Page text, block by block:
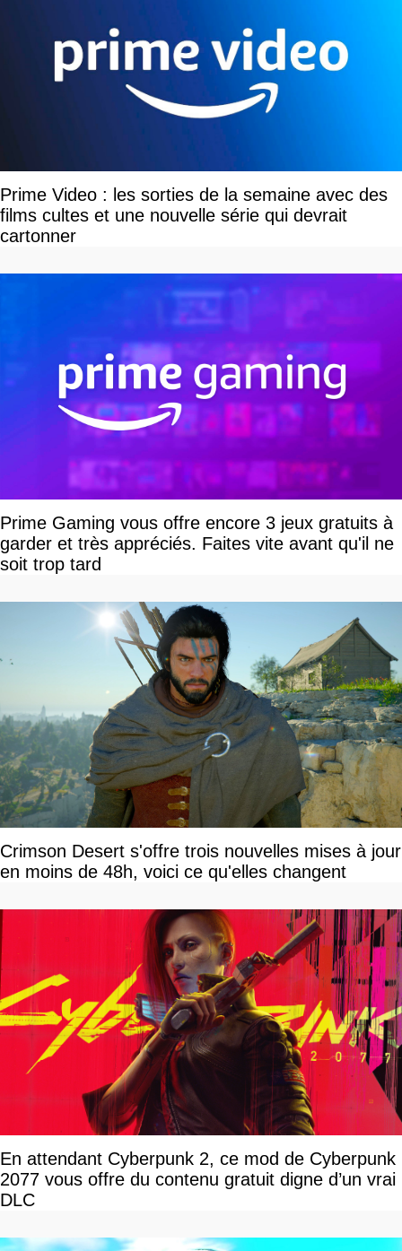
Prime Video : les sorties de la semaine avec des
films cultes et une nouvelle série qui devrait
cartonner
Prime Gaming vous offre encore 3 jeux gratuits à
garder et très appréciés. Faites vite avant qu'il ne
soit trop tard
Crimson Desert s'offre trois nouvelles mises à jour
en moins de 48h, voici ce qu'elles changent
En attendant Cyberpunk 2, ce mod de Cyberpunk
2077 vous offre du contenu gratuit digne d’un vrai
DLC